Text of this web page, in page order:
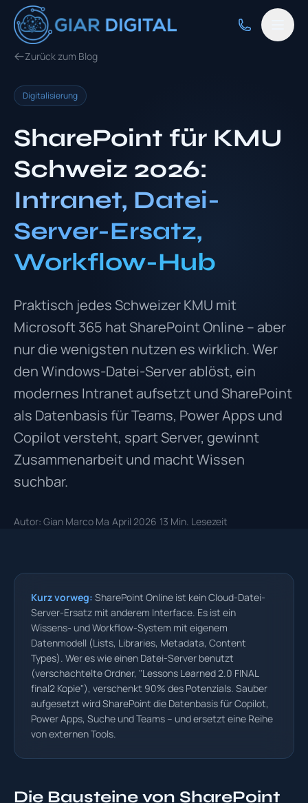
Zurück zum Blog
Digitalisierung
SharePoint für KMU
Schweiz 2026:
Intranet, Datei-
Server-Ersatz,
Workflow-Hub
Praktisch jedes Schweizer KMU mit
Microsoft 365 hat SharePoint Online – aber
nur die wenigsten nutzen es wirklich. Wer
den Windows-Datei-Server ablöst, ein
modernes Intranet aufsetzt und SharePoint
als Datenbasis für Teams, Power Apps und
Copilot versteht, spart Server, gewinnt
Zusammenarbeit und macht Wissen
suchbar.
Autor: Gian Marco Ma April 2026 13 Min. Lesezeit
Kurz vorweg: SharePoint Online ist kein Cloud-Datei-
Server-Ersatz mit anderem Interface. Es ist ein
Wissens- und Workflow-System mit eigenem
Datenmodell (Lists, Libraries, Metadata, Content
Types). Wer es wie einen Datei-Server benutzt
(verschachtelte Ordner, "Lessons Learned 2.0 FINAL
final2 Kopie"), verschenkt 90% des Potenzials. Sauber
aufgesetzt wird SharePoint die Datenbasis für Copilot,
Power Apps, Suche und Teams – und ersetzt eine Reihe
von externen Tools.
Die Bausteine von SharePoint